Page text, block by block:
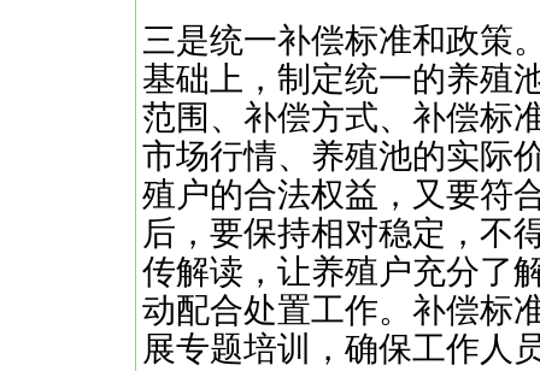
三是统一补偿标准和政策
基础上，制定统一的养殖
范围、补偿方式、补偿标
市场行情、养殖池的实际
殖户的合法权益，又要符
后，要保持相对稳定，不
传解读，让养殖户充分了
动配合处置工作。补偿标
展专题培训，确保工作人